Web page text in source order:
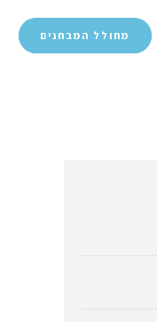
מחולל המבחנים